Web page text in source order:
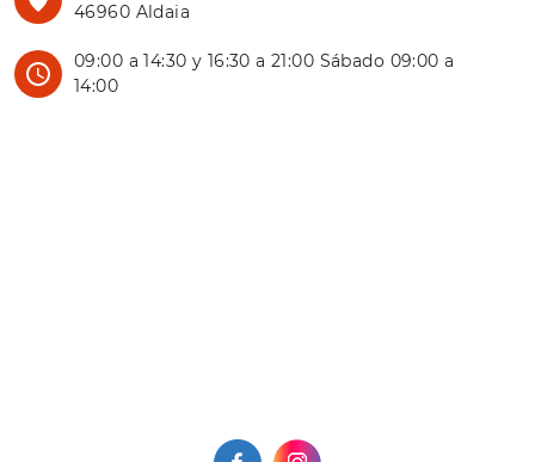
46960 Aldaia
09:00 a 14:30 y 16:30 a 21:00 Sábado 09:00 a
14:00